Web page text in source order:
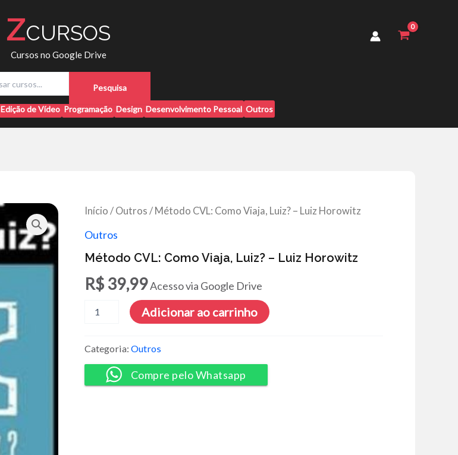
ZCURSOS
Cursos no Google Drive
q
Pesquisa
Edição de Vídeo Programação Design Desenvolvimento Pessoal Outros
Início / Outros / Método CVL: Como Viaja, Luiz? – Luiz Horowitz
Outros
Método CVL: Como Viaja, Luiz? – Luiz Horowitz
R$39,99Acesso via Google Drive
CVL:
Luiz?
-
Horowitz
Adicionar ao carrinho
Categoria: Outros
Compre pelo Whatsapp